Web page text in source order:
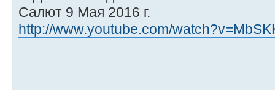
Салют 9 Мая 2016 г.
http://www.youtube.com/